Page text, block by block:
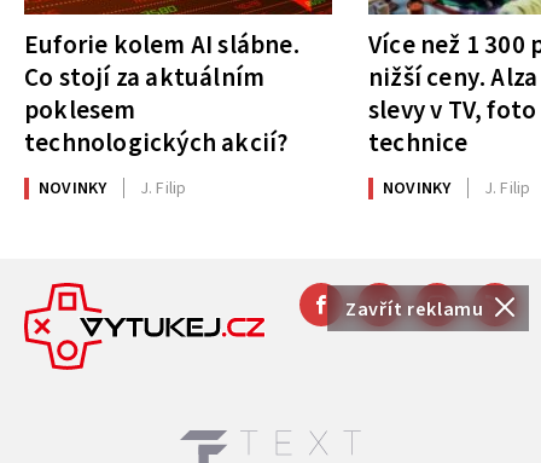
Zavřít reklamu
Euforie kolem AI slábne.
Co stojí za aktuálním
poklesem
technologických akcií?
NOVINKY J. Filip
Více než 1
nižší ceny.
slevy v TV,
technice
NOVINKY J. Filip